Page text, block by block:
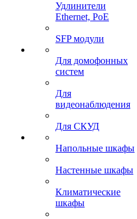
Удлинители
Ethernet, PoE
SFP модули
Для домофонных
систем
Для
видеонаблюдения
Для СКУД
Напольные шкафы
Настенные шкафы
Климатические
шкафы